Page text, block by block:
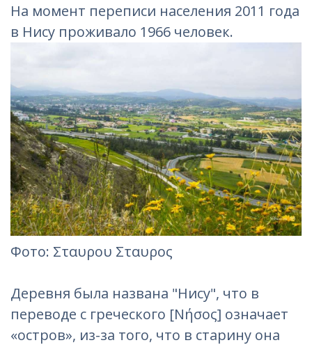
На момент переписи населения 2011 года
в Нису проживало 1966 человек.
Фотo: Σταυρου Σταυρος‎
Деревня была названа "Нису", что в
переводе с греческого [Νήσος] означает
«остров», из-за того, что в старину она